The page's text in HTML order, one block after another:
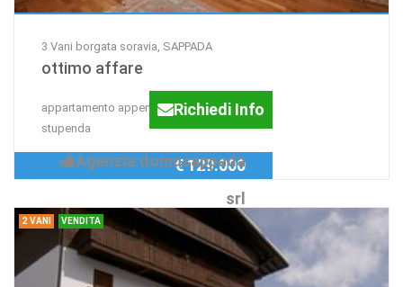
3 Vani borgata soravia, SAPPADA
ottimo affare
appartamento appena arredato vista
stupenda
Richiedi Info
Agenzia:domusappada
srl
€ 129.000
2 VANI VENDITA